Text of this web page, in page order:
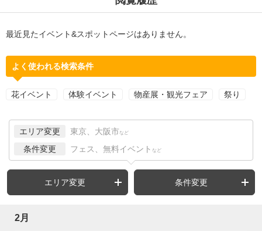
最近見たイベント&スポットページはありません。
よく使われる検索条件
花イベント 体験イベント 物産展・観光フェア 祭り
エリア変更 東京、大阪市 など
条件変更 フェス、無料イベント など
エリア変更 条件変更
2月